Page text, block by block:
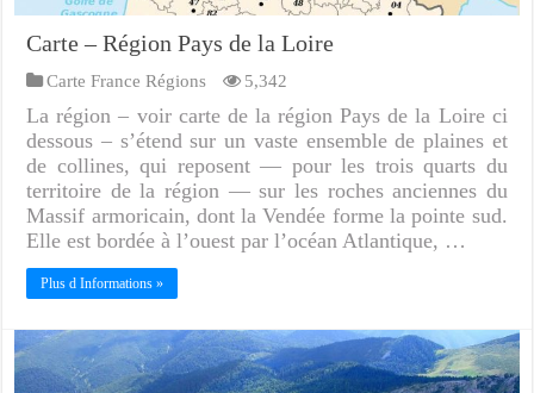
Carte – Région Pays de la Loire
Carte France Régions 5,342
La région – voir carte de la région Pays de la Loire ci
dessous – s’étend sur un vaste ensemble de plaines et
de collines, qui reposent — pour les trois quarts du
territoire de la région — sur les roches anciennes du
Massif armoricain, dont la Vendée forme la pointe sud.
Elle est bordée à l’ouest par l’océan Atlantique, …
Plus d Informations »